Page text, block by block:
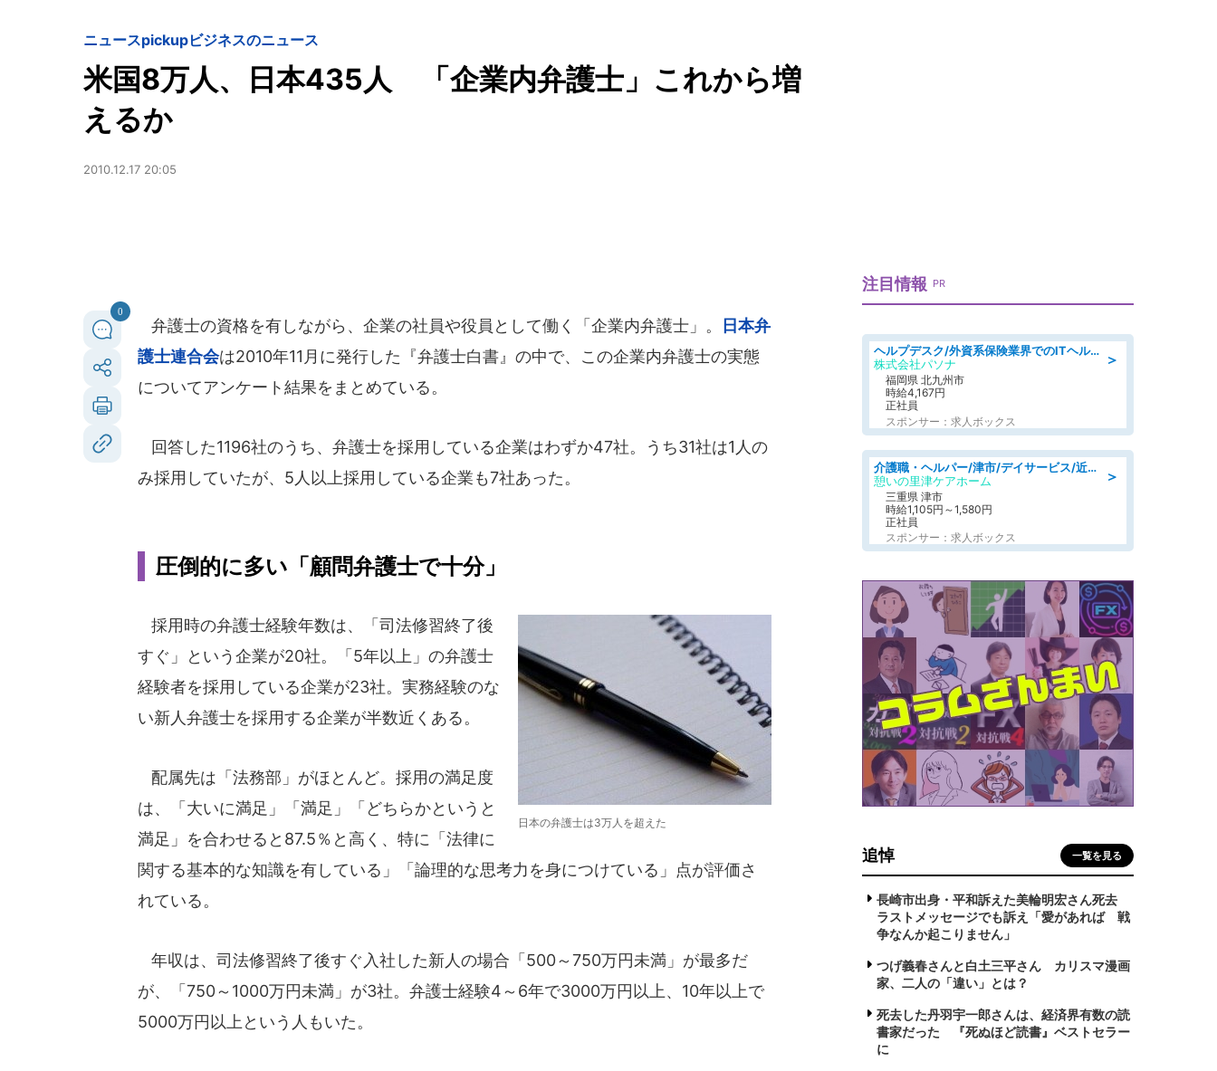
ニュースpickupビジネスのニュース
米国8万人、日本435人 「企業内弁護士」これから増
えるか
2010.12.17 20:05
0
弁護士の資格を有しながら、企業の社員や役員として働く「企業内弁護士」。
日本弁
護士連合会は2010年11月に発行した『弁護士白書』の中で、この企業内弁護士の実態
についてアンケート結果をまとめている。
回答した1196社のうち、弁護士を採用している企業はわずか47社。うち31社は1人の
み採用していたが、5人以上採用している企業も7社あった。
圧倒的に多い「顧問弁護士で十分」
日本の弁護士は3万人を超えた
採用時の弁護士経験年数は、「司法修習終了後
すぐ」という企業が20社。「5年以上」の弁護士
経験者を採用している企業が23社。実務経験のな
い新人弁護士を採用する企業が半数近くある。
配属先は「法務部」がほとんど。採用の満足度
は、「大いに満足」「満足」「どちらかというと
満足」を合わせると87.5％と高く、特に「法律に
関する基本的な知識を有している」「論理的な思考力を身につけている」点が評価さ
れている。
年収は、司法修習終了後すぐ入社した新人の場合「500～750万円未満」が最多だ
が、「750～1000万円未満」が3社。弁護士経験4～6年で3000万円以上、10年以上で
5000万円以上という人もいた。
注目情報 PR
＞
ヘルプデスク/外資系保険業界でのITヘルプデスク業務/駅近/即日勤務可/ヘルプデスク
株式会社パソナ
福岡県 北九州市
時給4,167円
正社員
スポンサー：求人ボックス
＞
介護職・ヘルパー/津市/デイサービス/近鉄名古屋線 高田本山/三重県
憩いの里津ケアホーム
三重県 津市
時給1,105円～1,580円
正社員
スポンサー：求人ボックス
追悼 一覧を見る
長崎市出身・平和訴えた美輪明宏さん死去
ラストメッセージでも訴え「愛があれば 戦
争なんか起こりません」
つげ義春さんと白土三平さん カリスマ漫画
家、二人の「違い」とは？
死去した丹羽宇一郎さんは、経済界有数の読
書家だった 『死ぬほど読書』ベストセラー
に